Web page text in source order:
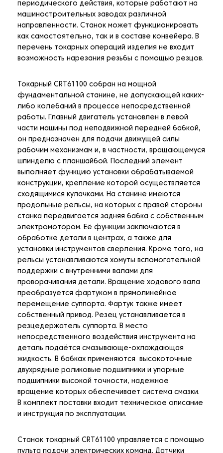
периодического действия, которые работают на
машиностроительных заводах различной
направленности. Станок может функционировать
как самостоятельно, так и в составе конвейера. В
перечень токарных операций изделия не входит
возможность нарезания резьбы с помощью резцов.
Токарный CRT61100 собран на мощной
фундаментальной станине, не допускающей каких-
либо колебаний в процессе непосредственной
работы. Главный двигатель установлен в левой
части машины под неподвижной передней бабкой,
он предназначен для подачи движущей силы
рабочим механизмам и, в частности, вращающемуся
шпинделю с планшайбой. Последний элемент
выполняет функцию установки обрабатываемой
конструкции, крепление которой осуществляется
сходящимися кулачками. На станине имеются
продольные рельсы, на которых с правой стороны
станка передвигается задняя бабка с собственным
электромотором. Её функции заключаются в
обработке детали в центрах, а также для
установки инструментов сверления. Кроме того, на
рельсы устанавливаются хомуты вспомогательной
поддержки с внутренними валами для
проворачивания детали. Вращение ходового вала
преобразуется фартуком в прямолинейное
перемещение суппорта. Фартук также имеет
собственный привод. Резец устанавливается в
резцедержатель суппорта. В место
непосредственного воздействия инструмента на
деталь подаётся смазывающе-охлаждающая
жидкость. В бабках применяются высокоточные
двухрядные роликовые подшипники и упорные
подшипники высокой точности, надежное
вращение которых обеспечивает система смазки.
В комплект поставки входит техническое описание
и инструкция по эксплуатации.
Станок токарный CRT61100 управляется с помощью
пульта подачи электрических команд. Датчики